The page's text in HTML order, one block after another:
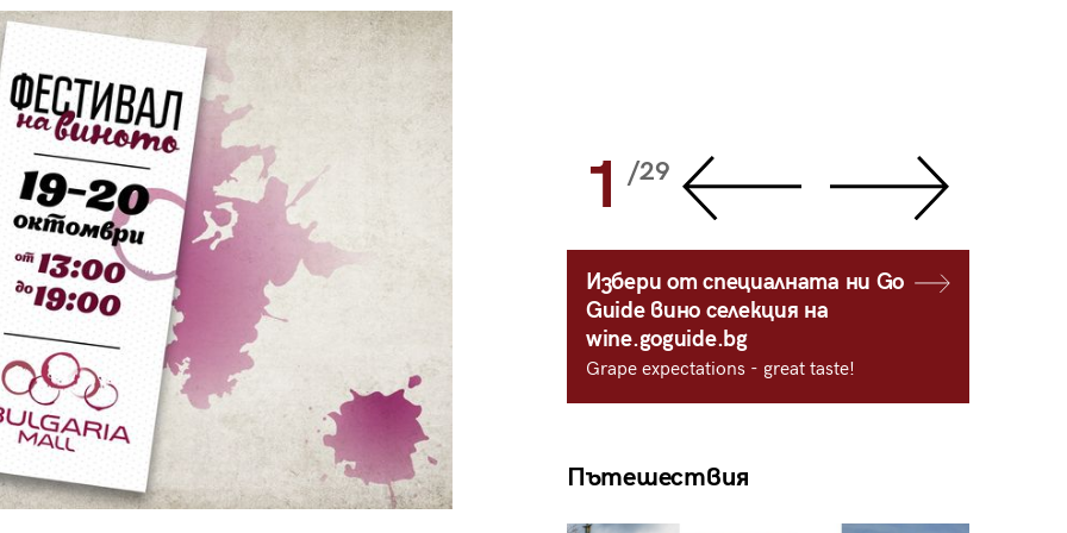
29/29 1 /29
Избери от специалната ни Go
Guide вино селекция на
wine.goguide.bg
Grape expectations - great taste!
Пътешествия